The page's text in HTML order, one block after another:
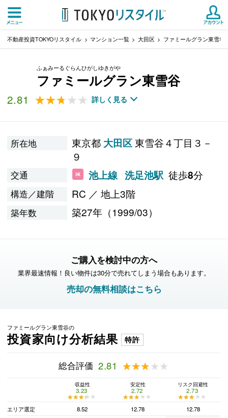
不動産投資TOKYOリスタイル マンション一覧 大田区 ファミールグラン東雪谷
ふぁみーるぐらんひがしゆきがや
ファミールグラン東雪谷
2.81 ★★★★★
★★★★★ 詳しく見る
所在地 東京都 大田区東雪谷４丁目３－
９
交通 池上線 洗足池駅 徒歩8分
構造／建階 RC ／ 地上3階
築年数 築27年（1999/03）
ご購入を検討中の方へ
業界最速情報！良い物件は30分で売れてしまう場合もあります。
売却の無料相談はこちら
ファミールグラン東雪谷の
投資家向け分析結果 特許
総合評価 2.81 ★★★★★
★★★★★
収益性
3.23
★★★★★
★★★★★
安定性
2.72
★★★★★
★★★★★
リスク回避性
2.73
★★★★★
★★★★★
エリア選定
8.52 12.78
12.78